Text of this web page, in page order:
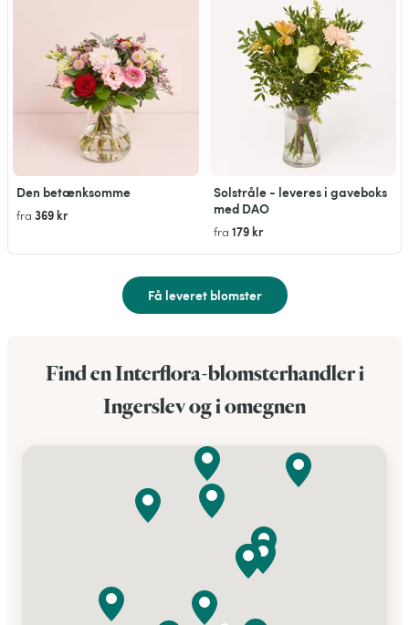
Den betænksomme
fra 369 kr
Solstråle - leveres i gaveboks
med DAO
fra 179 kr
Få leveret blomster
Find en Interflora-blomsterhandler i
Ingerslev og i omegnen